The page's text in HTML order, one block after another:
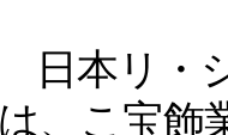
日本リ・
、こ宝飾